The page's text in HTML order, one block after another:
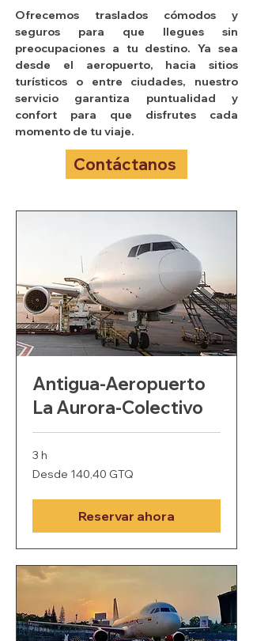
Ofrecemos traslados cómodos y
seguros para que llegues sin
preocupaciones a tu destino. Ya sea
desde el aeropuerto, hacia sitios
turísticos o entre ciudades, nuestro
servicio garantiza puntualidad y
confort para que disfrutes cada
momento de tu viaje.
Contáctanos
Antigua-Aeropuerto
La Aurora-Colectivo
3 h
Desde
140,40
Desde 140,40 GTQ
Reservar ahora